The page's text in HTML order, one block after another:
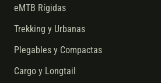
eMTB Rígidas
Trekking y Urbanas
Plegables y Compactas
Cargo y Longtail